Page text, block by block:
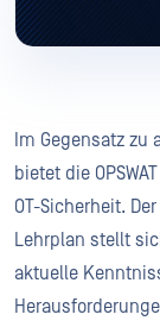
Im Gegensatz
bietet die
OT-Sicherheit.
Lehrplan stellt
aktuelle